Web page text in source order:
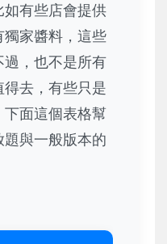
有些店會提供
家醬料，這些
，也不是所有
去，有些只是
面這個表格幫
與一般版本的